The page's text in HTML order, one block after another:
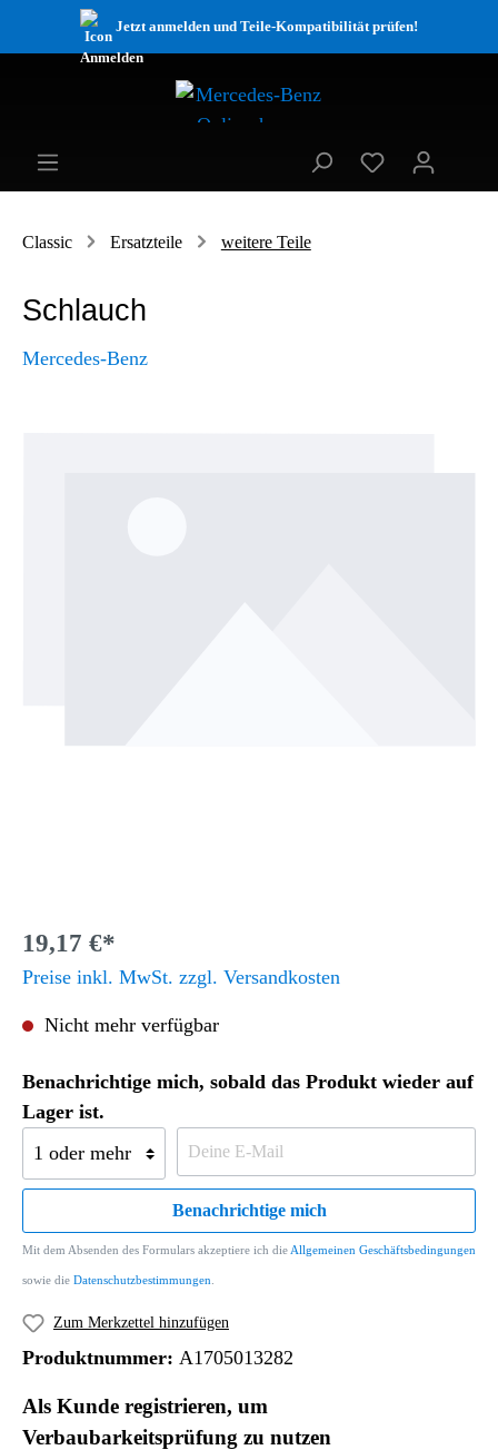
Jetzt anmelden und Teile-Kompatibilität prüfen!
Classic Ersatzteile weitere Teile
Schlauch
Mercedes-Benz
19,17 €*
Preise inkl. MwSt. zzgl. Versandkosten
Nicht mehr verfügbar
Benachrichtige mich, sobald das Produkt wieder auf
Lager ist.
Benachrichtige mich
Mit dem Absenden des Formulars akzeptiere ich die Allgemeinen Geschäftsbedingungen
sowie die Datenschutzbestimmungen
Zum Merkzettel hinzufügen
Produktnummer: A1705013282
Als Kunde registrieren, um
Verbaubarkeitsprüfung zu nutzen